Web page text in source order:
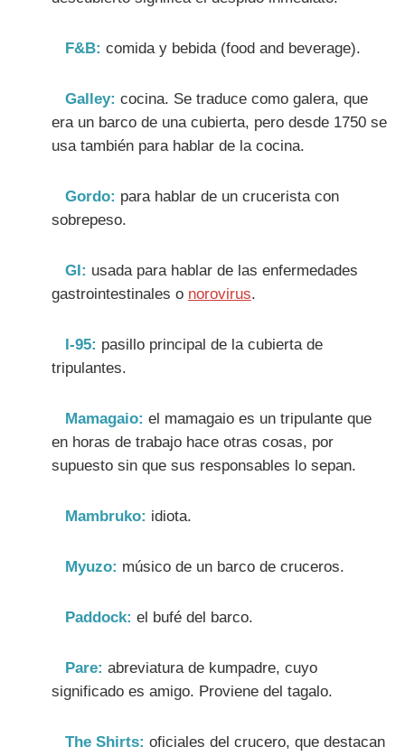
F&B: comida y bebida (food and beverage).
Galley: cocina. Se traduce como galera, que
era un barco de una cubierta, pero desde 1750 se
usa también para hablar de la cocina.
Gordo: para hablar de un crucerista con
sobrepeso.
GI: usada para hablar de las enfermedades
gastrointestinales o norovirus.
I-95: pasillo principal de la cubierta de
tripulantes.
Mamagaio: el mamagaio es un tripulante que
en horas de trabajo hace otras cosas, por
supuesto sin que sus responsables lo sepan.
Mambruko: idiota.
Myuzo: músico de un barco de cruceros.
Paddock: el bufé del barco.
Pare: abreviatura de kumpadre, cuyo
significado es amigo. Proviene del tagalo.
The Shirts: oficiales del crucero, que destacan